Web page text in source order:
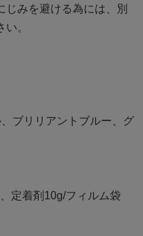
じみを避ける為には、別
。
ブリリアントブルー、グ
定着剤10g/フィルム袋